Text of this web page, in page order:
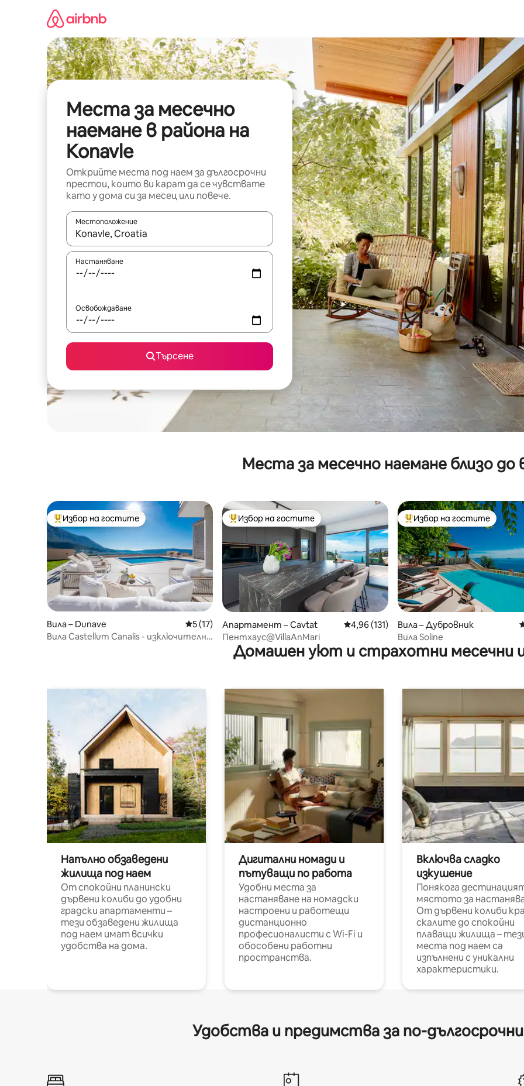
съдържанието
Места за месечно
наемане в района на
Konavle
Открийте места под наем за дългосрочни
престои, които ви карат да се чувствате
като у дома си за месец или повече.
Местоположение
Когато резултатите се покажат, използвайте клавишите със стрелки нагоре и надолу или навигирайте с
Настаняване
Освобождаване
Търсене
Места за месечно наемане близо до
Най-популярен избор на гостите
Избор на гостите
Вила – Dunave Средна оценка: 5 от 5, 17 отзива
5 (17)
Вила Castellum Canalis - изключително
Най-популярен избор на гостите
Избор на гостите
Апартамент – Cavtat Средна оценка: 4,96 от 5, 131 отзива
4,96 (131)
Пентхаус@VillaAnMari
Най-популярен избор на
Избор на гостите
Вила – Дубровник
Вила Soline
Домашен уют и страхотни месечни
Напълно обзаведени
жилища под наем
От спокойни планински
дървени колиби до удобни
градски апартаменти –
тези обзаведени жилища
под наем имат всички
удобства на дома.
Дигитални номади и
пътуващи по работа
Удобни места за
настаняване на номадски
настроени и работещи
дистанционно
професионалисти с Wi-Fi и
обособени работни
пространства.
Включва сладко
изкушение
Понякога
мястото за
От дървени колиби
скалите до спокойни
плаващи жилища –
места под наем са
изпълнени с уникални
характеристики.
Удобства и предимства за по-